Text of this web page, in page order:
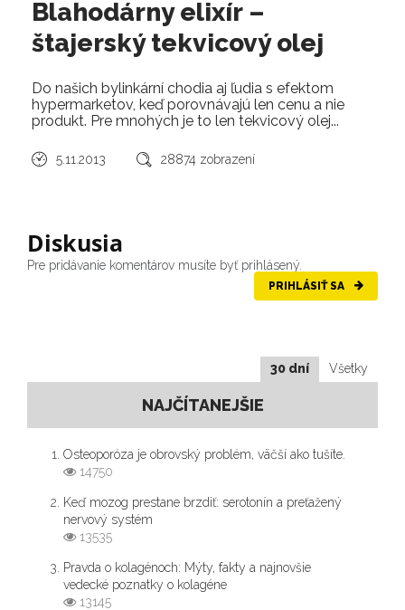
Blahodárny elixír –
štajerský tekvicový olej
Do našich bylinkární chodia aj ľudia s efektom
hypermarketov, keď porovnávajú len cenu a nie
produkt. Pre mnohých je to len tekvicový olej...
5.11.2013 28874 zobrazení
Diskusia
Pre pridávanie komentárov musíte byť prihlásený.
PRIHLÁSIŤ SA
30 dní Všetky
NAJČÍTANEJŠIE
Osteoporóza je obrovský problém, väčší ako tušíte.
14750
Keď mozog prestane brzdiť: serotonín a preťažený
nervový systém
13535
Pravda o kolagénoch: Mýty, fakty a najnovšie
vedecké poznatky o kolagéne
13145